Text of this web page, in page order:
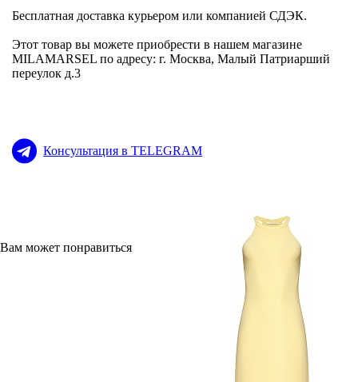
Бесплатная доставка курьером или компанией СДЭК.
Этот товар вы можете приобрести в нашем магазине
MILAMARSEL по адресу: г. Москва, Малый Патриарший
переулок д.3
Консультация в TELEGRAM
Вам может понравиться